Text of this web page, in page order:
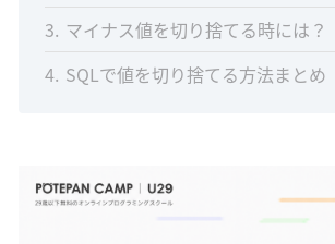
3 マイナス値を切り捨てる時には？
4 SQLで値を切り捨てる方法まとめ